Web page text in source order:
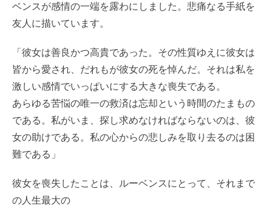
ベンスが感情の一端を露わにしました。悲痛なる手紙を
友人に描いています。
「彼女は善良かつ高貴であった。その性質ゆえに彼女は
皆から愛され、だれもが彼女の死を悼んだ。それは私を
激しい感情でいっぱいにする大きな喪失である。
あらゆる苦悩の唯一の救済は忘却という時間のたまもの
である。私がいま、探し求めなければならないのは、彼
女の助けである。私の心からの悲しみを取り去るのは困
難である」
彼女を喪失したことは、ルーベンスにとって、それまで
の人生最大の